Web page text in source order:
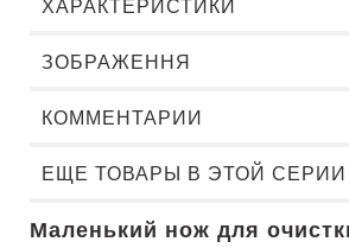
ХАРАКТЕРИСТИКИ
ЗОБРАЖЕННЯ
КОММЕНТАРИИ
ЕЩЕ ТОВАРЫ В ЭТОЙ СЕРИИ
Маленький нож для